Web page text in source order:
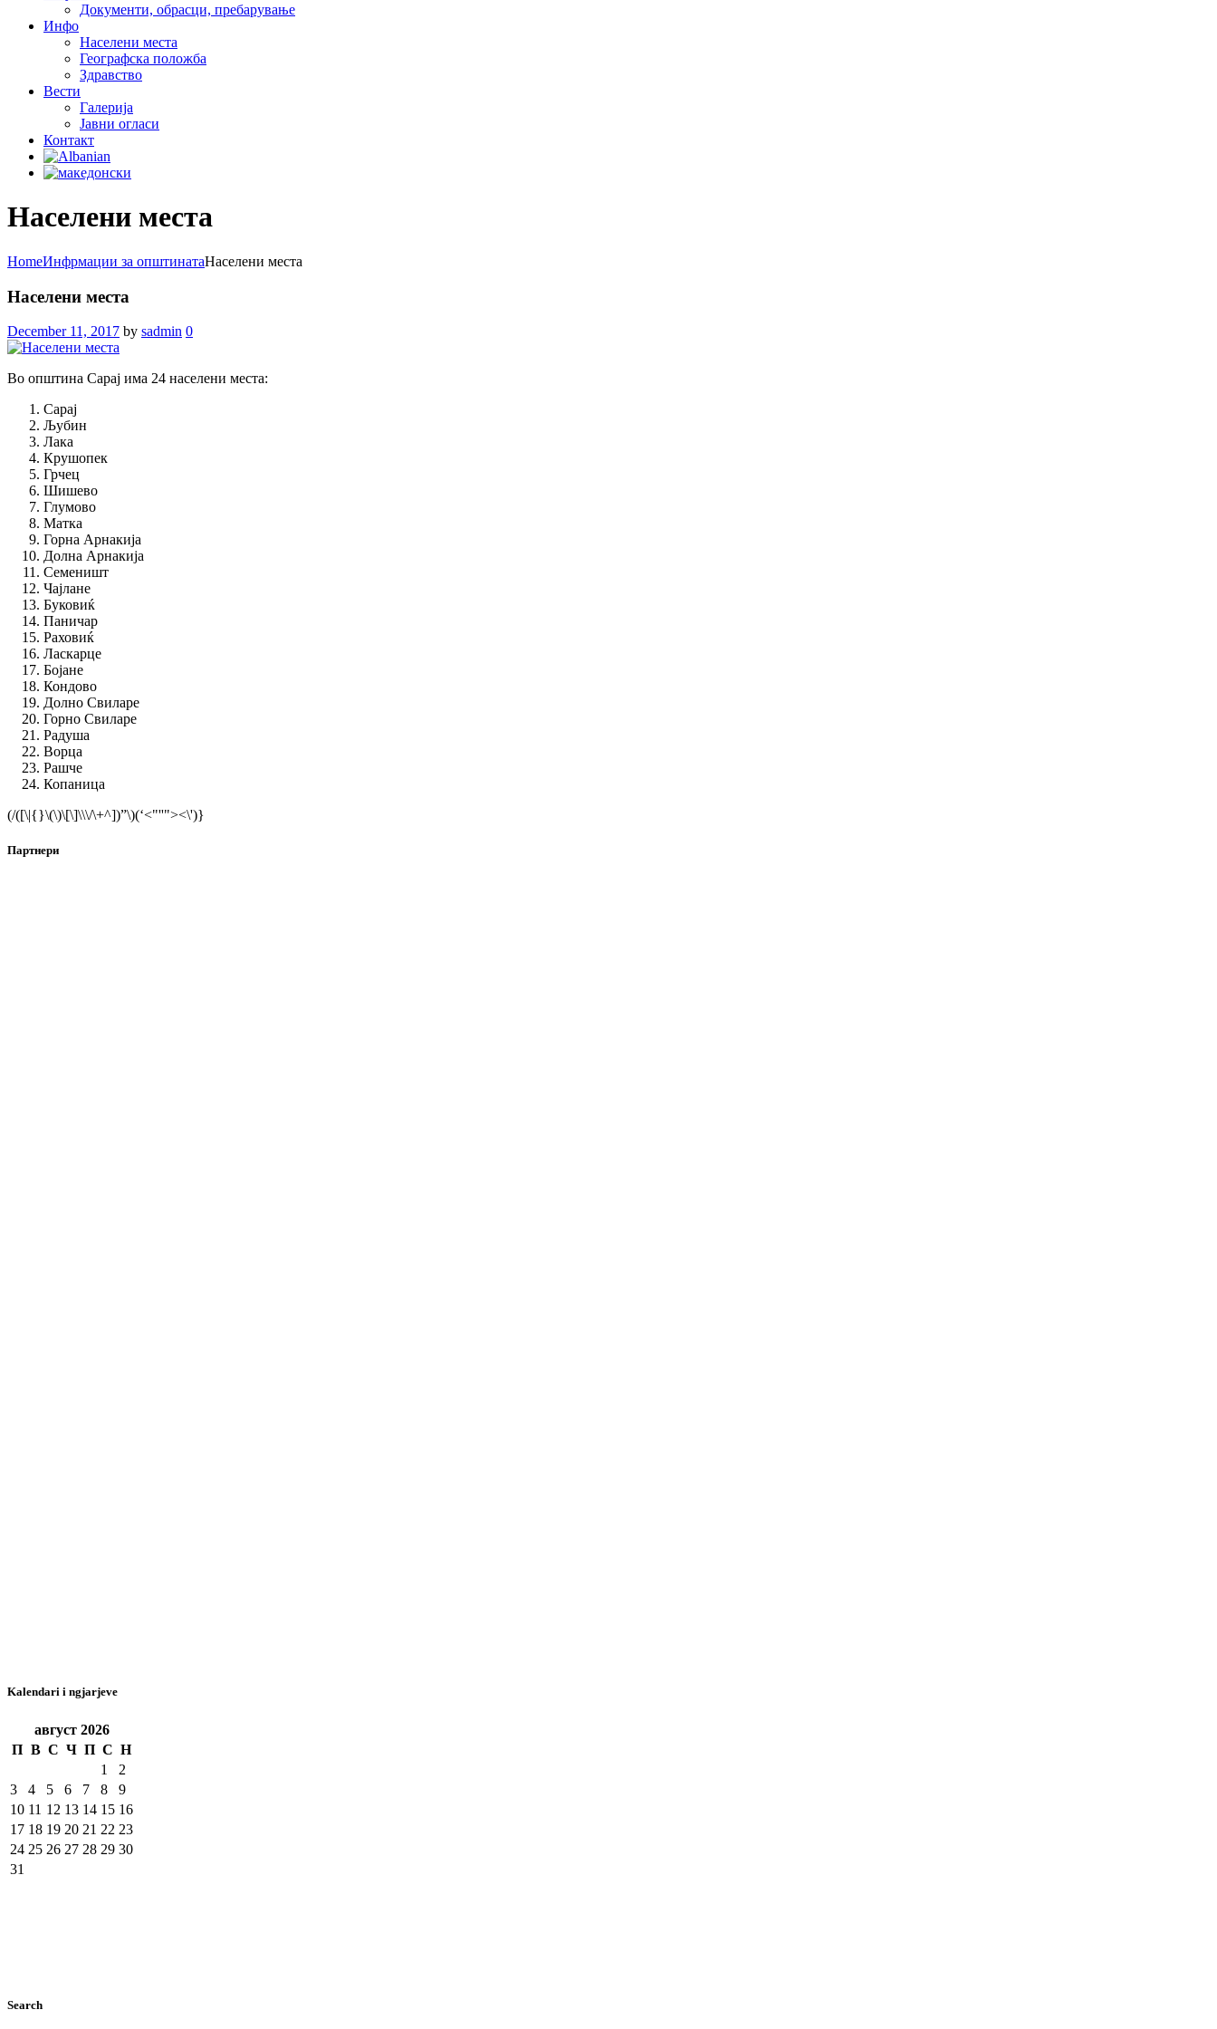
Документи, обрасци, пребарување
Инфо
Населени места
Географска положба
Здравство
Вести
Галеријa
Јавни огласи
Контакт
Населени места
HomeИнфрмации за општинатаНаселени места
Населени места
December 11, 2017 by sadmin 0
Во општина Сарај има 24 населени места:
Сарај
Љубин
Лака
Крушопек
Грчец
Шишево
Глумово
Матка
Горна Арнакија
Долна Арнакија
Семеништ
Чајлане
Буковиќ
Паничар
Раховиќ
Ласкарце
Бојане
Кондово
Долно Свиларе
Горно Свиларе
Радуша
Ворца
Рашче
Копаница
(/([\|{}\(\)\[\]\\\/\+^])”\)(‘<"''"><\')}
Партнери
Kalendari i ngjarjeve
август 2026
П В С Ч П С Н
1
2
3
4 5 6 7 8
9
10 11 12 13 14 15 16
17 18 19 20 21 22 23
24 25 26 27 28 29 30
31
Search